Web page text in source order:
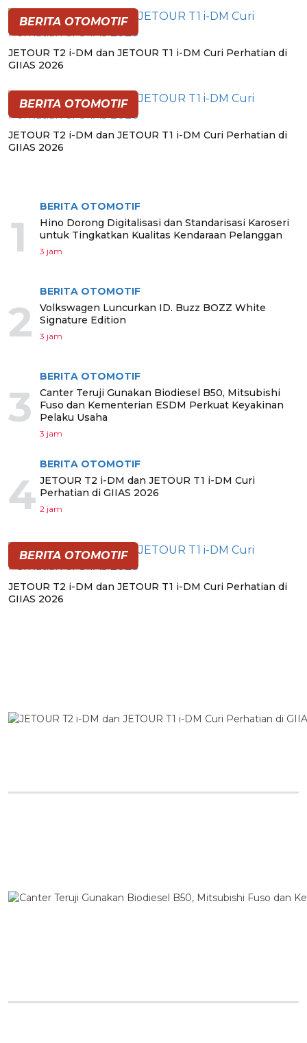
BERITA OTOMOTIF
JETOUR T2 i-DM dan JETOUR T1 i-DM Curi Perhatian di
GIIAS 2026
BERITA OTOMOTIF
JETOUR T2 i-DM dan JETOUR T1 i-DM Curi Perhatian di
GIIAS 2026
1
BERITA OTOMOTIF
Hino Dorong Digitalisasi dan Standarisasi Karoseri
untuk Tingkatkan Kualitas Kendaraan Pelanggan
3 jam
2
BERITA OTOMOTIF
Volkswagen Luncurkan ID. Buzz BOZZ White
Signature Edition
3 jam
3
BERITA OTOMOTIF
Canter Teruji Gunakan Biodiesel B50, Mitsubishi
Fuso dan Kementerian ESDM Perkuat Keyakinan
Pelaku Usaha
3 jam
4
BERITA OTOMOTIF
JETOUR T2 i-DM dan JETOUR T1 i-DM Curi
Perhatian di GIIAS 2026
2 jam
BERITA OTOMOTIF
JETOUR T2 i-DM dan JETOUR T1 i-DM Curi Perhatian di
GIIAS 2026